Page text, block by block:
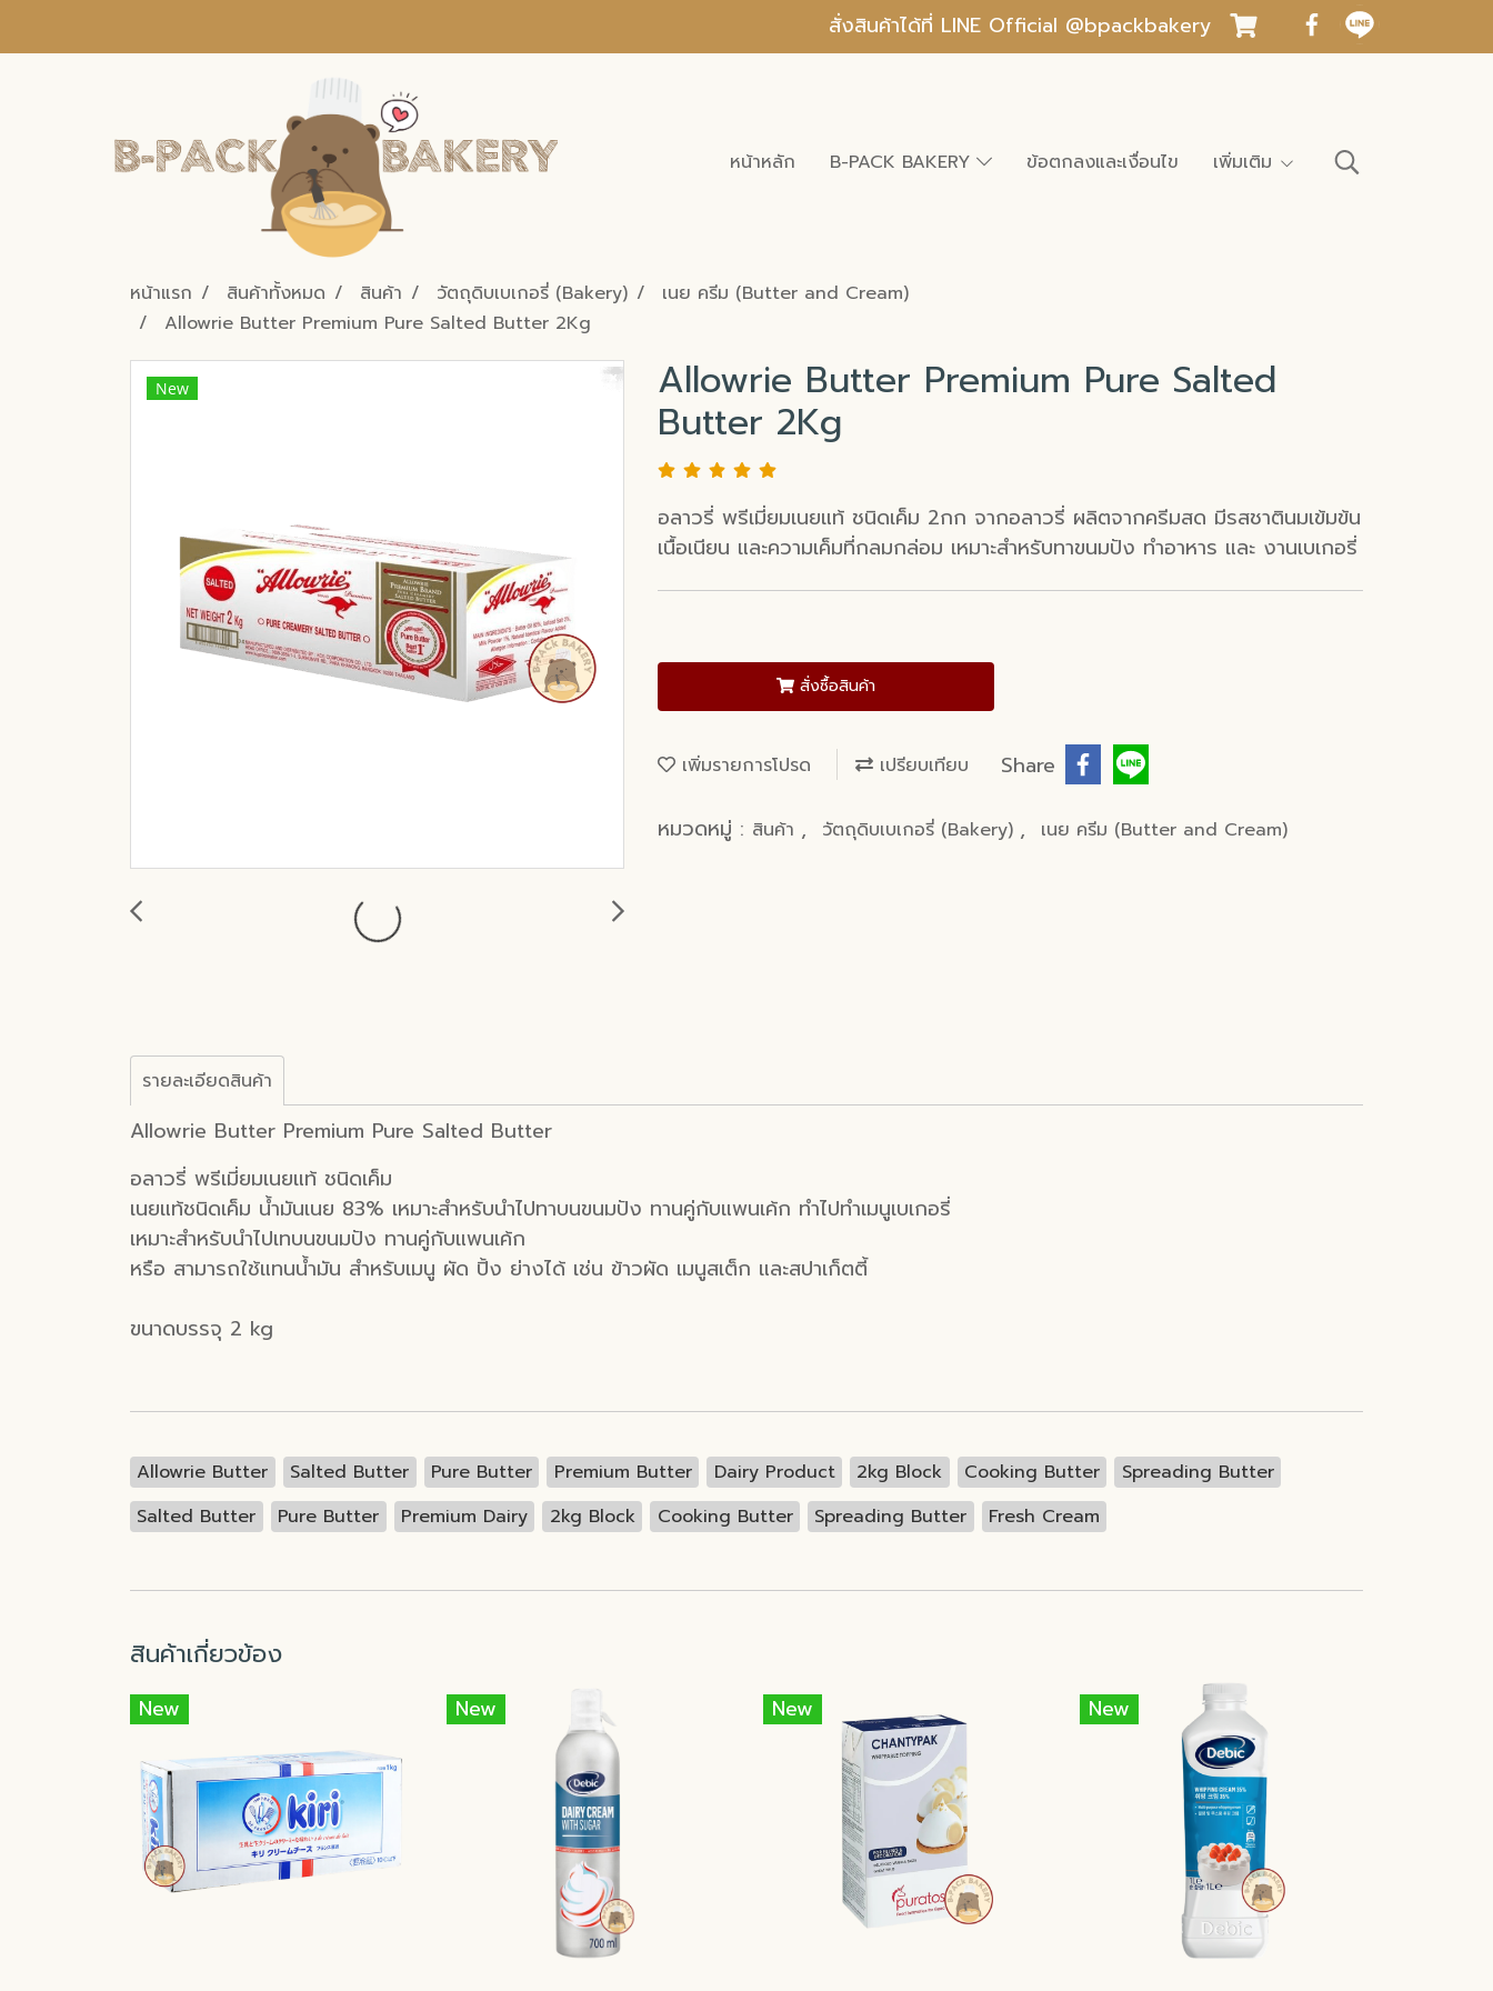
สั่งสินค้าได้ที่ LINE Official @bpackbakery
หน้าหลัก B-PACK BAKERY ข้อตกลงและเงื่อนไข เพิ่มเติม
หน้าแรก สินค้าทั้งหมด สินค้า วัตถุดิบเบเกอรี่ (Bakery)
เนย ครีม (Butter and Cream)
Allowrie Butter Premium Pure Salted Butter 2Kg
New Allowrie Butter Premium Pure Salted
Butter 2Kg
อลาวรี่ พรีเมี่ยมเนยแท้ ชนิดเค็ม 2กก จากอลาวรี่ ผลิตจากครีมสด มีรสชาตินมเข้มข้น
เนื้อเนียน และความเค็มที่กลมกล่อม เหมาะสำหรับทาขนมปัง ทำอาหาร และ งานเบเกอรี่
สั่งซื้อสินค้า
เพิ่มรายการโปรด เปรียบเทียบ Share
หมวดหมู่ : สินค้า , วัตถุดิบเบเกอรี่ (Bakery) , เนย ครีม (Butter and Cream)
รายละเอียดสินค้า
Allowrie Butter Premium Pure Salted Butter
อลาวรี่ พรีเมี่ยมเนยแท้ ชนิดเค็ม
เนยแท้ชนิดเค็ม น้ำมันเนย 83% เหมาะสำหรับนำไปทาบนขนมปัง ทานคู่กับแพนเค้ก ทำไปทำเมนูเบเกอรี่
เหมาะสำหรับนำไปเทบนขนมปัง ทานคู่กับแพนเค้ก
หรือ สามารถใช้แทนน้ำมัน สำหรับเมนู ผัด ปิ้ง ย่างได้ เช่น ข้าวผัด เมนูสเต็ก และสปาเก็ตตี้
ขนาดบรรจุ 2 kg
Allowrie Butter Salted Butter Pure Butter Premium Butter Dairy Product 2kg Block Cooking Butter
Spreading Butter
Salted Butter
Pure Butter Premium Dairy 2kg Block Cooking Butter Spreading Butter Fresh Cream
สินค้าเกี่ยวข้อง
New New New New